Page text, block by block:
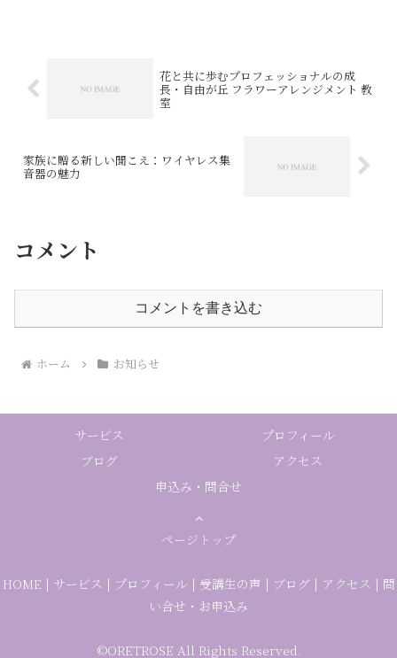
花と共に歩むプロフェッショナルの成
長・自由が丘 フラワーアレンジメント 教
室
家族に贈る新しい聞こえ：ワイヤレス集
音器の魅力
コメント
コメントを書き込む
ホーム お知らせ
サービス
プロフィール
ブログ
アクセス
申込み・問合せ
ページトップ
HOME | サービス | プロフィール | 受講生の声 | ブログ| アクセス | 問
い合せ・お申込み
©ORETROSE All Rights Reserved.